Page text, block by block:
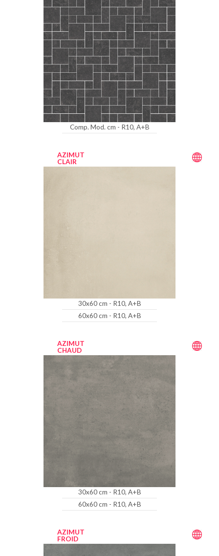
Comp. Mod. cm - R10, A+B
AZIMUT
CLAIR
30x60 cm - R10, A+B
60x60 cm - R10, A+B
AZIMUT
CHAUD
30x60 cm - R10, A+B
60x60 cm - R10, A+B
AZIMUT
FROID